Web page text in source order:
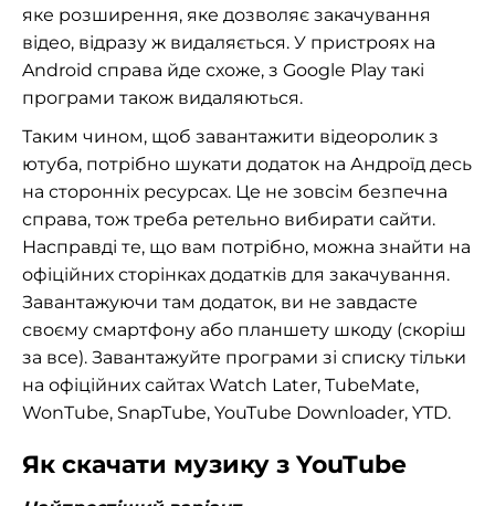
яке розширення, яке дозволяє закачування
відео, відразу ж видаляється. У пристроях на
Android справа йде схоже, з Google Play такі
програми також видаляються.
Таким чином, щоб завантажити відеоролик з
ютуба, потрібно шукати додаток на Андроїд десь
на сторонніх ресурсах. Це не зовсім безпечна
справа, тож треба ретельно вибирати сайти.
Насправді те, що вам потрібно, можна знайти на
офіційних сторінках додатків для закачування.
Завантажуючи там додаток, ви не завдасте
своєму смартфону або планшету шкоду (скоріш
за все). Завантажуйте програми зі списку тільки
на офіційних сайтах Watch Later, TubeMate,
WonTube, SnapTube, YouTube Downloader, YTD.
Як скачати музику з YouTube